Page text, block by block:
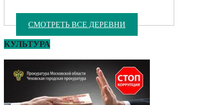
СМОТРЕТЬ ВСЕ ДЕРЕВНИ
КУЛЬТУРА